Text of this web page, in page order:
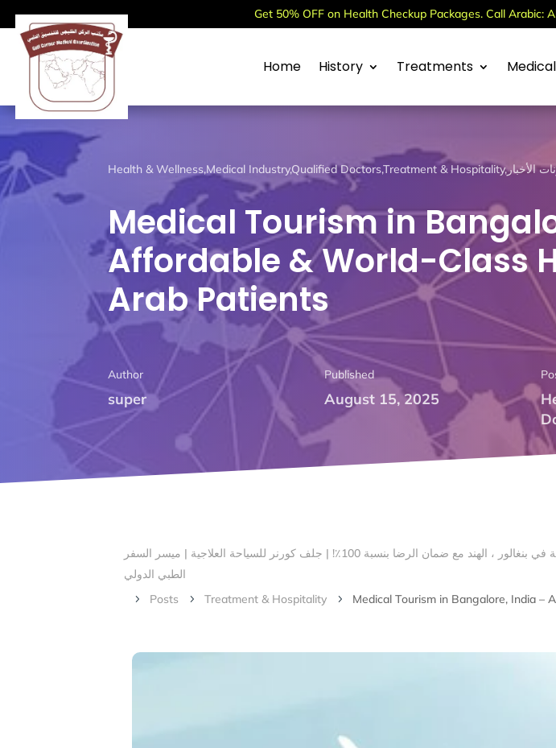
Get 50% OFF on Health Checkup Packages. Call Arabic:
Home History Treatments Medical
Health & Wellness,Medical Industry,Qualified Doctors,Treatment & Hospitality,الأخبار
Medical Tourism in
Affordable & World-Class
Arab Patients
Author
super
Published
August 15, 2025
الرئيسية – أهلا بكم في ركن الخليج لتنسيق السياحة العلاجية | # 1 صناعة السياحة الطبية في بنغالور ، الهند مع ضمان الرضا بنسبة 100٪! | جلف كورنر للسياحة العلاجية | ميسر السفر
الطبي الدولي
5 Posts 5 Treatment & Hospitality 5 Medical Tourism in Bangalore, India –